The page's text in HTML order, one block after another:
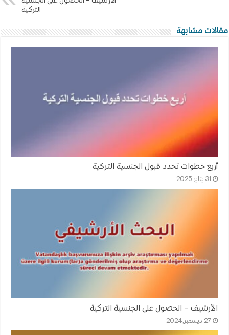
التركية
مقالات مشابهة
أربع خطوات تحدد قبول الجنسية التركية
31 يناير,2025
الأرشيف – الحصول على الجنسية التركية
27 ديسمبر,2024